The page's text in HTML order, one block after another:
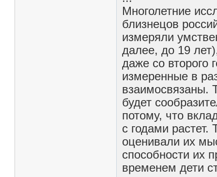
Многолетние
близнецов
измеряли
далее, до 19
даже со второго
измеренные в
взаимосвязаны.
будет
потому, что
с годами
оценивали их
способности их
временем дети